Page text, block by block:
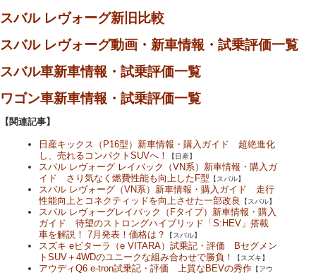
スバル レヴォーグ新旧比較
スバル レヴォーグ動画・新車情報・試乗評価一覧
スバル車新車情報・試乗評価一覧
ワゴン車新車情報・試乗評価一覧
【関連記事】
日産キックス（P16型）新車情報・購入ガイド 超絶進化
し、売れるコンパクトSUVへ！
【日産】
スバル レヴォーグ レイバック（VN系）新車情報・購入ガ
イド さり気なく燃費性能も向上したF型 【スバル】
スバル レヴォーグ（VN系）新車情報・購入ガイド 走行
性能向上とコネクティッドを向上させた一部改良
【スバル】
スバル レヴォーグレイバック（Fタイプ）新車情報・購入
ガイド 待望のストロングハイブリッド「S:HEV」搭載
車を解説！ 7月発表！価格は？
【スバル】
スズキ eビターラ（e VITARA）試乗記・評価 Bセグメン
トSUV＋4WDのユニークな組み合わせで勝負！
【スズキ】
アウディQ6 e-tron試乗記・評価 上質なBEVの秀作 【アウ